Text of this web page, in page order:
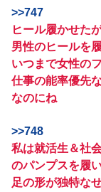
>>747
ヒール履かせた
男性のヒールを
いつまで女性の
仕事の能率優先
なのにね
>>748
私は就活生＆社
のパンプスを履
足の形が独特な